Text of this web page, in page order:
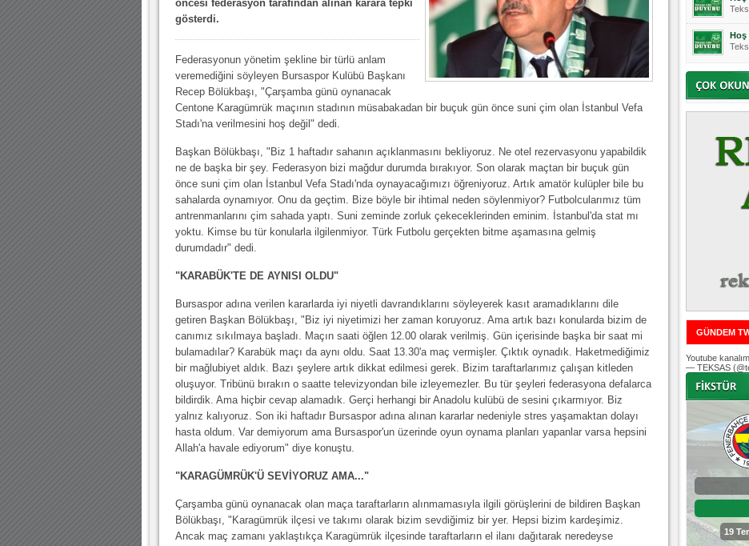
öncesi federasyon tarafından alınan karara tepki
gösterdi.
Federasyonun yönetim şekline bir türlü anlam
veremediğini söyleyen Bursaspor Kulübü Başkanı
Recep Bölükbaşı, "Çarşamba günü oynanacak
Centone Karagümrük maçının stadının müsabakadan bir buçuk gün önce suni çim olan İstanbul Vefa
Stadı'na verilmesini hoş değil" dedi.
Başkan Bölükbaşı, "Biz 1 haftadır sahanın açıklanmasını bekliyoruz. Ne otel rezervasyonu yapabildik
ne de başka bir şey. Federasyon bizi mağdur durumda bırakıyor. Son olarak maçtan bir buçuk gün
önce suni çim olan İstanbul Vefa Stadı'nda oynayacağımızı öğreniyoruz. Artık amatör kulüpler bile bu
sahalarda oynamıyor. Onu da geçtim. Bize böyle bir ihtimal neden söylenmiyor? Futbolcularımız tüm
antrenmanlarını çim sahada yaptı. Suni zeminde zorluk çekeceklerinden eminim. İstanbul'da stat mı
yoktu. Kimse bu tür konularla ilgilenmiyor. Türk Futbolu gerçekten bitme aşamasına gelmiş
durumdadır" dedi.
"KARABÜK'TE DE AYNISI OLDU"
Bursaspor adına verilen kararlarda iyi niyetli davrandıklarını söyleyerek kasıt aramadıklarını dile
getiren Başkan Bölükbaşı, "Biz iyi niyetimizi her zaman koruyoruz. Ama artık bazı konularda bizim de
canımız sıkılmaya başladı. Maçın saati öğlen 12.00 olarak verilmiş. Gün içerisinde başka bir saat mi
bulamadılar? Karabük maçı da aynı oldu. Saat 13.30'a maç vermişler. Çıktık oynadık. Haketmediğimiz
bir mağlubiyet aldık. Bazı şeylere artık dikkat edilmesi gerek. Bizim taraftarlarımız çalışan kitleden
oluşuyor. Tribünü bırakın o saatte televizyondan bile izleyemezler. Bu tür şeyleri federasyona defalarca
bildirdik. Ama hiçbir cevap alamadık. Gerçi herhangi bir Anadolu kulübü de sesini çıkarmıyor. Biz
yalnız kalıyoruz. Son iki haftadır Bursaspor adına alınan kararlar nedeniyle stres yaşamaktan dolayı
hasta oldum. Var demiyorum ama Bursaspor'un üzerinde oyun oynama planları yapanlar varsa hepsini
Allah'a havale ediyorum" diye konuştu.
"KARAGÜMRÜK'Ü SEVİYORUZ AMA..."
Çarşamba günü oynanacak olan maça taraftarların alınmamasıyla ilgili görüşlerini de bildiren Başkan
Bölükbaşı, "Karagümrük ilçesi ve takımı olarak bizim sevdiğimiz bir yer. Hepsi bizim kardeşimiz.
Ancak maç zamanı yaklaştıkça Karagümrük ilçesinde taraftarların el ilanı dağıtarak neredeyse
Hoş
Hoş
Hoş
GÜNDEM
Youtube
— TEKSAS
- -
1. Lig 32. Hafta
04 Temmuz 2020 Cumartesi | 20:00 19